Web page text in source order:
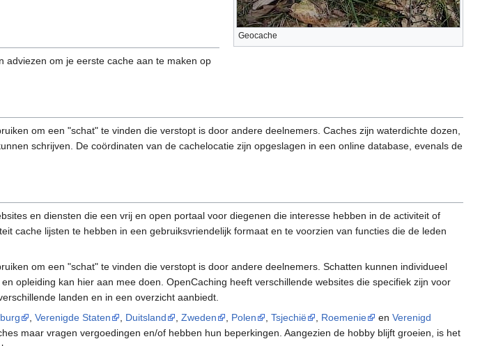
Geocache
adviezen om je eerste cache aan te maken op
om een "schat" te vinden die verstopt is door andere deelnemers. Caches zijn waterdichte dozen,
schrijven. De coördinaten van de cachelocatie zijn opgeslagen in een online database, evenals de
en diensten die een vrij en open portaal voor diegenen die interesse hebben in de activiteit of
cache lijsten te hebben in een gebruiksvriendelijk formaat en te voorzien van functies die de leden
om een "schat" te vinden die verstopt is door andere deelnemers. Schatten kunnen individueel
opleiding kan hier aan mee doen. OpenCaching heeft verschillende websites die specifiek zijn voor
landen en in een overzicht aanbiedt.
, Verenigde Staten , Duitsland , Zweden , Polen , Tsjechië , Roemenie en Verenigd
maar vragen vergoedingen en/of hebben hun beperkingen. Aangezien de hobby blijft groeien, is het